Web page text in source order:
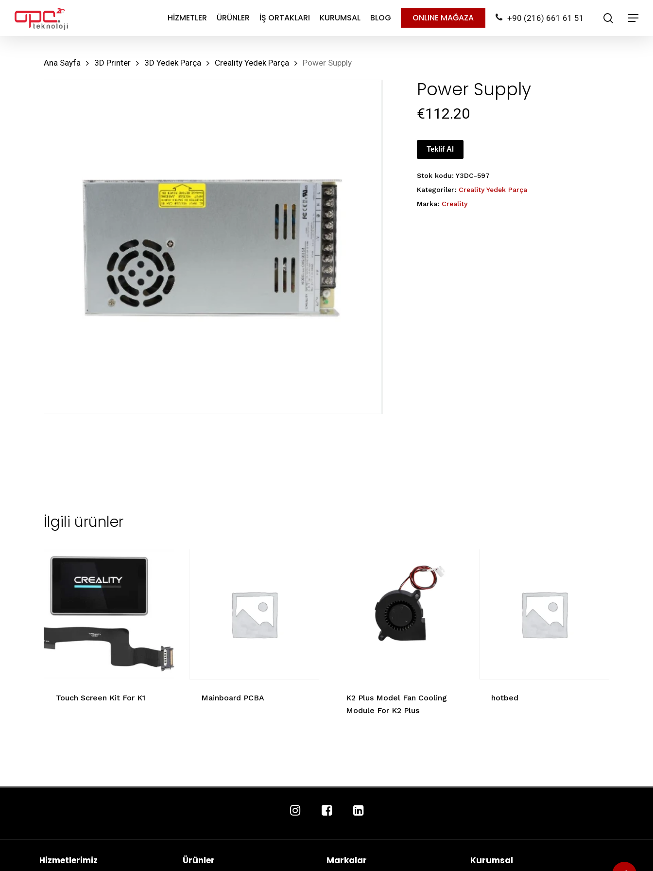
HIZMETLER ÜRÜNLER İŞ ORTAKLARI KURUMSAL BLOG ONLINE MAĞAZA +90 (216) 661 61 51 search
Menu
Ana Sayfa 3D Printer 3D Yedek Parça Creality Yedek Parça Power Supply
Power Supply
€112.20
Teklif Al
Stok kodu:Y3DC-597
Kategoriler: Creality Yedek Parça
Marka: Creality
İlgili ürünler
Touch Screen Kit For K1 Mainboard PCBA
K2 Plus Model Fan Cooling
Module For K2 Plus
hotbed
Hizmetlerimiz Ürünler Markalar Kurumsal